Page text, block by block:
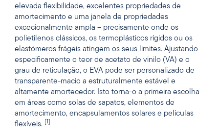
elevada flexibilidade, excelentes propriedades de
amortecimento e uma janela de propriedades
excecionalmente ampla – precisamente onde os
polietilenos clássicos, os termoplásticos rígidos ou os
elastómeros frágeis atingem os seus limites. Ajustando
especificamente o teor de acetato de vinilo (VA) e o
grau de reticulação, o EVA pode ser personalizado de
transparente-macio a estruturalmente estável e
altamente amortecedor. Isto torna-o a primeira escolha
em áreas como solas de sapatos, elementos de
amortecimento, encapsulamentos solares e películas
flexíveis.
[1]